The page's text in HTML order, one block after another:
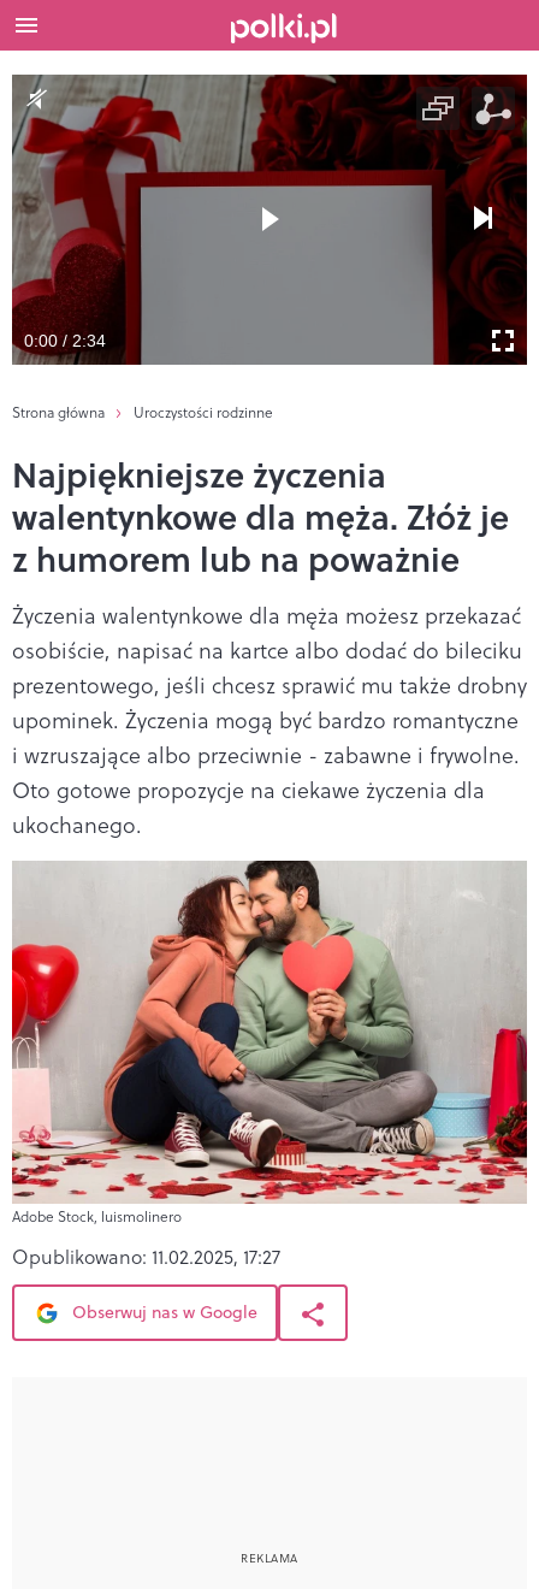
0:00 / 2:34
Strona główna Uroczystości rodzinne
Najpiękniejsze życzenia
walentynkowe dla męża. Złóż je
z humorem lub na poważnie
Życzenia walentynkowe dla męża możesz przekazać
osobiście, napisać na kartce albo dodać do bileciku
prezentowego, jeśli chcesz sprawić mu także drobny
upominek. Życzenia mogą być bardzo romantyczne
i wzruszające albo przeciwnie - zabawne i frywolne.
Oto gotowe propozycje na ciekawe życzenia dla
ukochanego.
Adobe Stock, luismolinero
Opublikowano: 11.02.2025, 17:27
Obserwuj nas w Google